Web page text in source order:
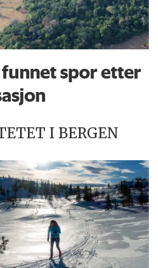
spor etter
I BERGEN